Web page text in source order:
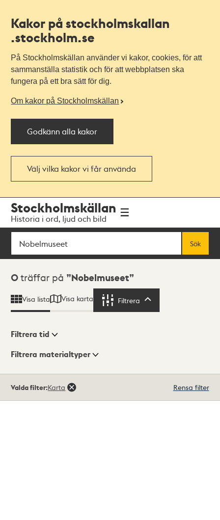
Kakor på stockholmskallan
.stockholm.se
På Stockholmskällan använder vi kakor, cookies, för att
sammanställa statistik och för att webbplatsen ska
fungera på ett bra sätt för dig.
Om kakor på Stockholmskällan
Godkänn alla kakor
Välj vilka kakor vi får använda
navigationen
huvudinnehållet
Stockholmskällan
Historia i ord, ljud och bild
Sök
Sök
Sökresultat
0 träffar på Nobelmuseet
Visa lista Visa karta Filtrera
Visningsläge
Filtrera tid
Filtrera materialtyper
träffar
Valda filter:Karta Rensa filter